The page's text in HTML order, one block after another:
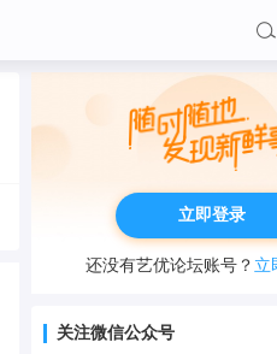
立即登录
还没有艺优论坛账号？ 立
关注微信公众号